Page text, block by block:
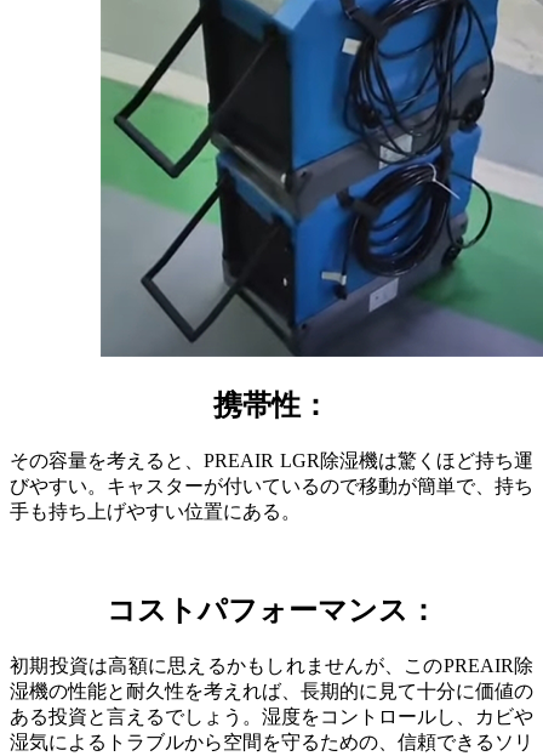
携帯性：
その容量を考えると、PREAIR LGR除湿機は驚くほど持ち運
びやすい。キャスターが付いているので移動が簡単で、持ち
手も持ち上げやすい位置にある。
コストパフォーマンス：
初期投資は高額に思えるかもしれませんが、このPREAIR除
湿機の性能と耐久性を考えれば、長期的に見て十分に価値の
ある投資と言えるでしょう。湿度をコントロールし、カビや
湿気によるトラブルから空間を守るための、信頼できるソリ